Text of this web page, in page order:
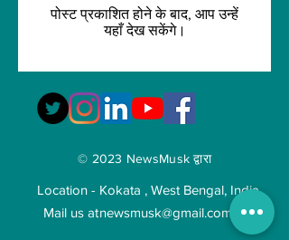
पोस्ट प्रकाशित होने के बाद, आप उन्हें
यहाँ देख सकेंगे।
© 2023 NewsMusk द्वारा
Location - Kokata , West Bengal, India
newsmusk@gmail.com
Mail us at